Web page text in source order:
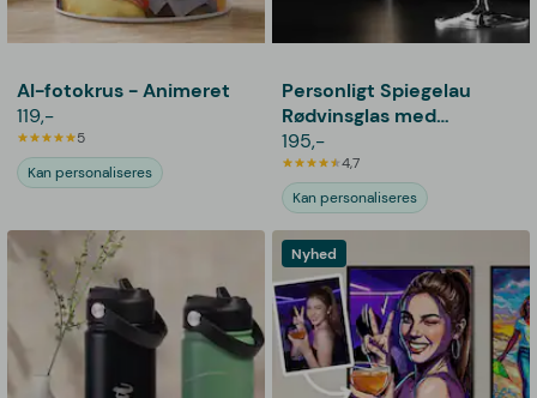
AI-fotokrus - Animeret
119,-
5
Kan personaliseres
Personligt Spiegelau
Rødvinsglas med
Gravering - Bogstav,
Navn & Dato
195,-
4,7
Kan personaliseres
Nyhed